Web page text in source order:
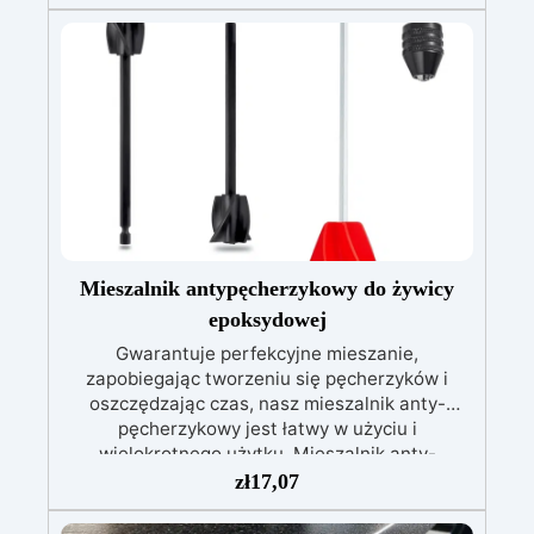
+ 100 akcesoriów:500 g przezroczystej żywicy
epoksydowej One to One + 100 przydatnych
akcesoriów do tworzenia biżuterii. Zawiera: 500
Mieszalnik antypęcherzykowy do żywicy
epoksydowej
Gwarantuje perfekcyjne mieszanie,
zapobiegając tworzeniu się pęcherzyków i
oszczędzając czas, nasz mieszalnik anty-
pęcherzykowy jest łatwy w użyciu i
wielokrotnego użytku. Mieszalnik anty-
pęcherzykowy do mieszania żywicy
epoksydowej to wysokiej jakości narzędzie,
które pozwala na uzyskanie perfekcyjnego i
zł17,07